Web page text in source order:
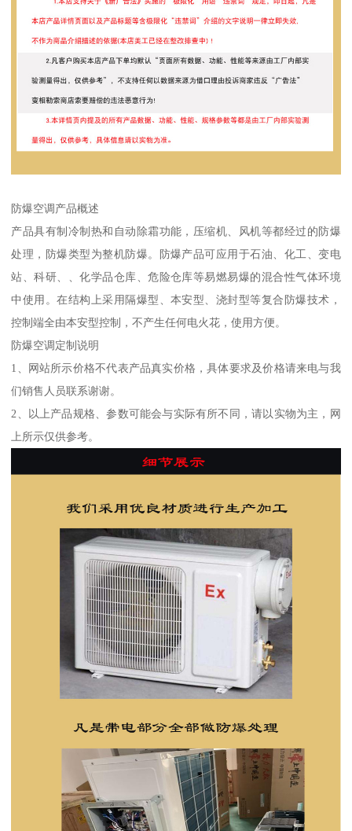
防爆空调产品概述
产品具有制冷制热和自动除霜功能，压缩机、风机等都经过的防爆
处理，防爆类型为整机防爆。防爆产品可应用于石油、化工、变电
站、科研、、化学品仓库、危险仓库等易燃易爆的混合性气体环境
中使用。在结构上采用隔爆型、本安型、浇封型等复合防爆技术，
控制端全由本安型控制，不产生任何电火花，使用方便。
防爆空调定制说明
1、网站所示价格不代表产品真实价格，具体要求及价格请来电与我
们销售人员联系谢谢。
2、以上产品规格、参数可能会与实际有所不同，请以实物为主，网
上所示仅供参考。